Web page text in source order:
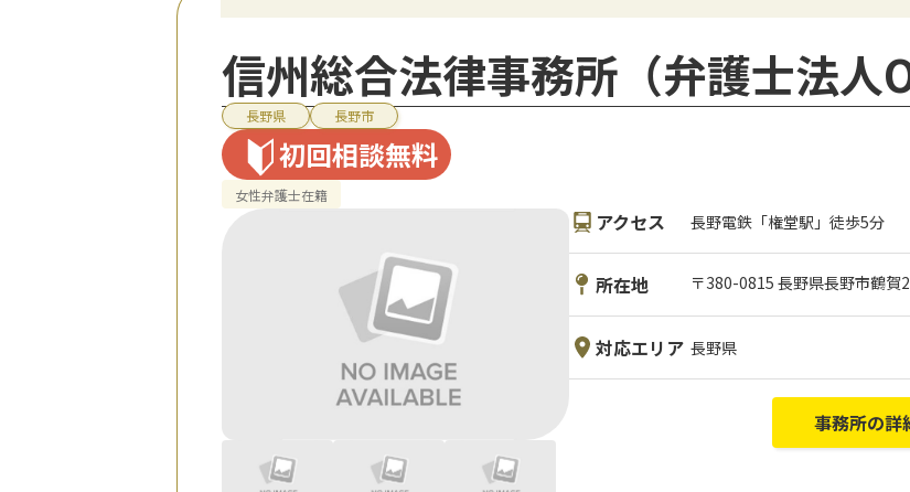
信州総合法律事務所（弁護士法人
長野県 長野市
初回相談無料
女性弁護士在籍
アクセス 長野電鉄「権堂駅」徒歩5分
所在地 〒380-0815 長野県長野市鶴賀
対応エリア 長野県
事務所の詳